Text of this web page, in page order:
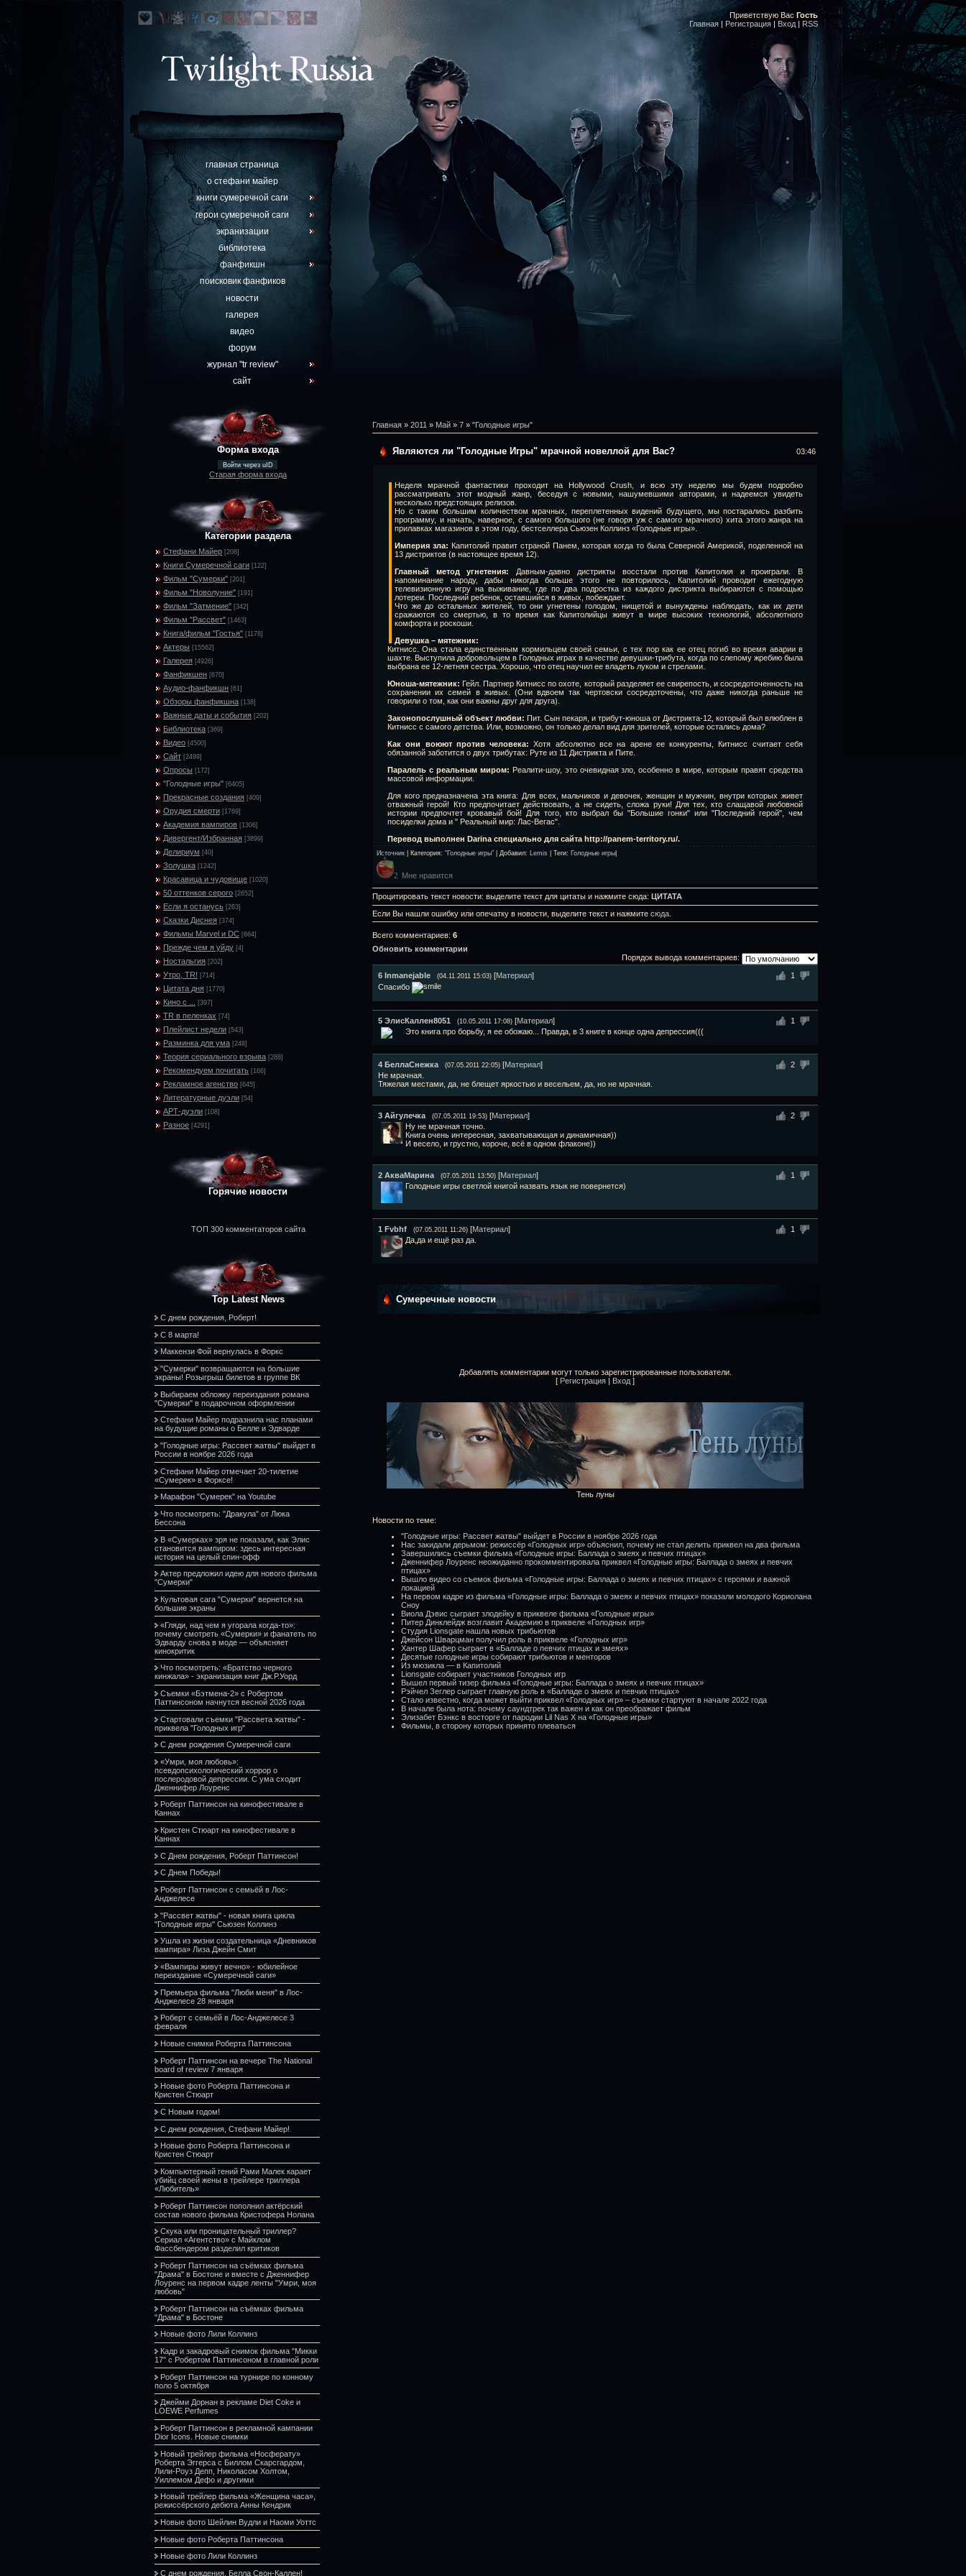
Приветствую Вас Гость
Главная | Регистрация | Вход | RSS
главная страница
о стефани майер
книги сумеречной саги
герои сумеречной саги
экранизации
библиотека
фанфикшн
поисковик фанфиков
новости
галерея
видео
форум
журнал "tr review"
сайт
Форма входа
Войти через uID
Старая форма входа
Категории раздела
Стефани Майер [208]
Книги Сумеречной саги [122]
Фильм "Сумерки" [201]
Фильм "Новолуние" [191]
Фильм "Затмение" [342]
Фильм "Рассвет" [1463]
Книга/фильм "Гостья" [1178]
Актеры [15562]
Галерея [4926]
Фанфикшен [670]
Аудио-фанфикшн [61]
Обзоры фанфикшна [138]
Важные даты и события [202]
Библиотека [369]
Видео [4500]
Сайт [2499]
Опросы [172]
"Голодные игры" [6405]
Прекрасные создания [409]
Орудия смерти [1769]
Академия вампиров [1306]
Дивергент/Избранная [3899]
Делириум [40]
Золушка [1242]
Красавица и чудовище [1020]
50 оттенков серого [2652]
Если я останусь [263]
Сказки Диснея [374]
Фильмы Marvel и DC [664]
Прежде чем я уйду [4]
Ностальгия [202]
Утро, TR! [714]
Цитата дня [1770]
Кино с ... [397]
TR в пеленках [74]
Плейлист недели [543]
Разминка для ума [248]
Теория сериального взрыва [288]
Рекомендуем почитать [166]
Рекламное агенство [645]
Литературные дуэли [54]
АРТ-дуэли [108]
Разное [4291]
Горячие новости
ТОП 300 комментаторов сайта
Top Latest News
С днем рождения, Роберт!
С 8 марта!
Маккензи Фой вернулась в Форкс
"Сумерки" возвращаются на большие
экраны! Розыгрыш билетов в группе ВК
Выбираем обложку переиздания романа
"Сумерки" в подарочном оформлении
Стефани Майер подразнила нас планами
на будущие романы о Белле и Эдварде
"Голодные игры: Рассвет жатвы" выйдет в
России в ноябре 2026 года
Стефани Майер отмечает 20-тилетие
«Сумерек» в Форксе!
Марафон "Сумерек" на Youtube
Что посмотреть: "Дракула" от Люка
Бессона
В «Сумерках» зря не показали, как Элис
становится вампиром: здесь интересная
история на целый спин-офф
Актер предложил идею для нового фильма
"Сумерки"
Культовая сага "Сумерки" вернется на
большие экраны
«Гляди, над чем я угорала когда-то»:
почему смотреть «Сумерки» и фанатеть по
Эдварду снова в моде — объясняет
кинокритик
Что посмотреть: «Братство черного
кинжала» - экранизация книг Дж.Р.Уорд
Съемки «Бэтмена-2» с Робертом
Паттинсоном начнутся весной 2026 года
Стартовали съемки "Рассвета жатвы" -
приквела "Голодных игр"
С днем рождения Сумеречной саги
«Умри, моя любовь»:
псевдопсихологический хоррор о
послеродовой депрессии. С ума сходит
Дженнифер Лоуренс
Роберт Паттинсон на кинофестивале в
Каннах
Кристен Стюарт на кинофестивале в
Каннах
С Днем рождения, Роберт Паттинсон!
С Днем Победы!
Роберт Паттинсон с семьёй в Лос-
Анджелесе
"Рассвет жатвы" - новая книга цикла
"Голодные игры" Сьюзен Коллинз
Ушла из жизни создательница «Дневников
вампира» Лиза Джейн Смит
«Вампиры живут вечно» - юбилейное
переиздание «Сумеречной саги»
Премьера фильма "Люби меня" в Лос-
Анджелесе 28 января
Роберт с семьёй в Лос-Анджелесе 3
февраля
Новые снимки Роберта Паттинсона
Роберт Паттинсон на вечере The National
board of review 7 января
Новые фото Роберта Паттинсона и
Кристен Стюарт
С Новым годом!
С днем рождения, Стефани Майер!
Новые фото Роберта Паттинсона и
Кристен Стюарт
Компьютерный гений Рами Малек карает
убийц своей жены в трейлере триллера
«Любитель»
Роберт Паттинсон пополнил актёрский
состав нового фильма Кристофера Нолана
Скука или проницательный триллер?
Сериал «Агентство» с Майклом
Фассбендером разделил критиков
Роберт Паттинсон на съёмках фильма
"Драма" в Бостоне и вместе с Дженнифер
Лоуренс на первом кадре ленты "Умри, моя
любовь"
Роберт Паттинсон на съёмках фильма
"Драма" в Бостоне
Новые фото Лили Коллинз
Кадр и закадровый снимок фильма "Микки
17" с Робертом Паттинсоном в главной роли
Роберт Паттинсон на турнире по конному
поло 5 октября
Джейми Дорнан в рекламе Diet Coke и
LOEWE Perfumes
Роберт Паттинсон в рекламной кампании
Dior Icons. Новые снимки
Новый трейлер фильма «Носферату»
Роберта Эггерса с Биллом Скарсгардом,
Лили-Роуз Депп, Николасом Холтом,
Уиллемом Дефо и другими
Новый трейлер фильма «Женщина часа»,
режиссёрского дебюта Анны Кендрик
Новые фото Шейлин Вудли и Наоми Уоттс
Новые фото Роберта Паттинсона
Новые фото Лили Коллинз
С днем рождения, Белла Свон-Каллен!
Главная » 2011 » Май » 7 » "Голодные игры"
Являются ли "Голодные Игры" мрачной новеллой для Вас? 03:46
Неделя мрачной фантастики проходит на Hollywood Crush, и всю эту неделю мы будем подробно
рассматривать этот модный жанр, беседуя с новыми, нашумевшими авторами, и надеемся увидеть
несколько предстоящих релизов.
Но с таким большим количеством мрачных, переплетенных видений будущего, мы постарались разбить
программу, и начать, наверное, с самого большого (не говоря уж с самого мрачного) хита этого жанра на
прилавках магазинов в этом году, бестселлера Сьюзен Коллинз «Голодные игры».
Империя зла: Капитолий правит страной Панем, которая когда то была Северной Америкой, поделенной на
13 дистриктов (в настоящее время 12).
Главный метод угнетения: Давным-давно дистрикты восстали против Капитолия и проиграли. В
напоминание народу, дабы никогда больше этого не повторилось, Капитолий проводит ежегодную
телевизионную игру на выживание, где по два подростка из каждого дистрикта выбираются с помощью
лотереи. Последний ребенок, оставшийся в живых, побеждает.
Что же до остальных жителей, то они угнетены голодом, нищетой и вынуждены наблюдать, как их дети
сражаются со смертью, в то время как Капитолийцы живут в мире высоких технологий, абсолютного
комфорта и роскоши.
Девушка – мятежник:
Китнисс. Она стала единственным кормильцем своей семьи, с тех пор как ее отец погиб во время аварии в
шахте. Выступила добровольцем в Голодных играх в качестве девушки-трибута, когда по слепому жребию была
выбрана ее 12-летняя сестра. Хорошо, что отец научил ее владеть луком и стрелами.
Юноша-мятежник: Гейл. Партнер Китнисс по охоте, который разделяет ее свирепость, и сосредоточенность на
сохранении их семей в живых. (Они вдвоем так чертовски сосредоточены, что даже никогда раньше не
говорили о том, как они важны друг для друга).
Законопослушный объект любви: Пит. Сын пекаря, и трибут-юноша от Дистрикта-12, который был влюблен в
Китнисс с самого детства. Или, возможно, он только делал вид для зрителей, которые остались дома?
Как они воюют против человека: Хотя абсолютно все на арене ее конкуренты, Китнисс считает себя
обязанной заботится о двух трибутах: Руте из 11 Дистрикта и Пите.
Паралель с реальным миром: Реалити-шоу, это очевидная зло, особенно в мире, которым правят средства
массовой информации.
Для кого предназначена эта книга: Для всех, мальчиков и девочек, женщин и мужчин, внутри которых живет
отважный герой! Кто предпочитает действовать, а не сидеть, сложа руки! Для тех, кто слащавой любовной
истории предпочтет кровавый бой! Для того, кто выбрал бы "Большие гонки" или "Последний герой", чем
посиделки дома и " Реальный мир: Лас-Вегас".
Перевод выполнен Darina специально для сайта http://panem-territory.ru/.
Источник Категория: "Голодные игры" Добавил: Lemis Теги: Голодные игры
2 Мне нравится
Процитировать текст новости: выделите текст для цитаты и нажмите сюда: ЦИТАТА
Если Вы нашли ошибку или опечатку в новости, выделите текст и нажмите сюда
Всего комментариев: 6
Обновить комментарии
Порядок вывода комментариев:
1
6 Inmanejable (04.11.2011 15:03) [Материал]
Спасибо
1
5 ЭлисКаллен8051 (10.05.2011 17:08) [Материал]
Это книга про борьбу, я ее обожаю... Правда, в 3 книге в конце одна депрессия(((
2
4 БеллаСнежка (07.05.2011 22:05) [Материал]
Не мрачная.
Тяжелая местами, да, не блещет яркостью и весельем, да, но не мрачная.
2
3 Айгулечка (07.05.2011 19:53) [Материал]
Ну не мрачная точно.
Книга очень интересная, захватывающая и динамичная))
И весело, и грустно, короче, всё в одном флаконе))
1
2 АкваМарина (07.05.2011 13:50) [Материал]
Голодные игры светлой книгой назвать язык не повернется)
1
1 Fvbhf (07.05.2011 11:26) [Материал]
Да,да и ещё раз да.
Сумеречные новости
Добавлять комментарии могут только зарегистрированные пользователи.
[ Регистрация | Вход ]
Тень луны
Новости по теме:
"Голодные игры: Рассвет жатвы" выйдет в России в ноябре 2026 года
Нас закидали дерьмом: режиссёр «Голодных игр» объяснил, почему не стал делить приквел на два фильма
Завершились съемки фильма «Голодные игры: Баллада о змеях и певчих птицах»
Дженнифер Лоуренс неожиданно прокомментировала приквел «Голодные игры: Баллада о змеях и певчих
птицах»
Вышло видео со съемок фильма «Голодные игры: Баллада о змеях и певчих птицах» с героями и важной
локацией
На первом кадре из фильма «Голодные игры: Баллада о змеях и певчих птицах» показали молодого Кориолана
Сноу
Виола Дэвис сыграет злодейку в приквеле фильма «Голодные игры»
Питер Динклейдж возглавит Академию в приквеле «Голодных игр»
Студия Lionsgate нашла новых трибьютов
Джейсон Шварцман получил роль в приквеле «Голодных игр»
Хантер Шафер сыграет в «Балладе о певчих птицах и змеях»
Десятые голодные игры собирают трибьютов и менторов
Из мюзикла — в Капитолий
Lionsgate собирает участников Голодных игр
Вышел первый тизер фильма «Голодные игры: Баллада о змеях и певчих птицах»
Рэйчел Зеглер сыграет главную роль в «Балладе о змеях и певчих птицах»
Стало известно, когда может выйти приквел «Голодных игр» – съемки стартуют в начале 2022 года
В начале была нота: почему саундтрек так важен и как он преображает фильм
Элизабет Бэнкс в восторге от пародии Lil Nas X на «Голодные игры»
Фильмы, в сторону которых принято плеваться